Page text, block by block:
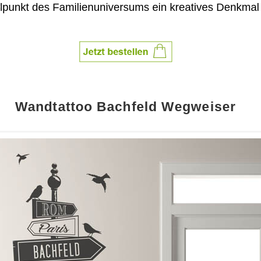
des Familienuniversums ein kreatives
Wandtattoo Bachfeld Wegweiser